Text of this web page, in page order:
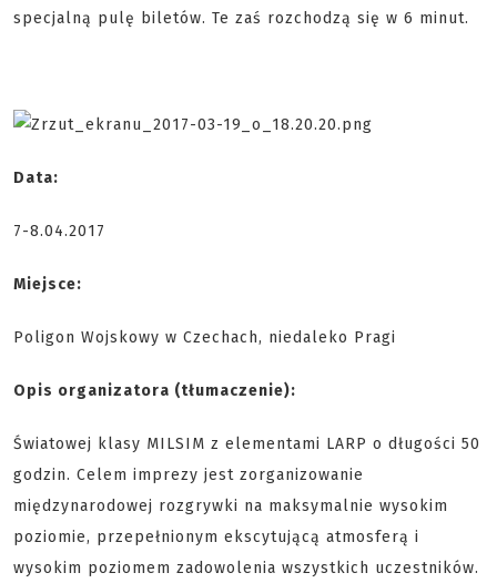
specjalną pulę biletów. Te zaś rozchodzą się w 6 minut.
Data:
7-8.04.2017
Miejsce:
Poligon Wojskowy w Czechach, niedaleko Pragi
Opis organizatora (tłumaczenie):
Światowej klasy MILSIM z elementami LARP o długości 50
godzin. Celem imprezy jest zorganizowanie
międzynarodowej rozgrywki na maksymalnie wysokim
poziomie, przepełnionym ekscytującą atmosferą i
wysokim poziomem zadowolenia wszystkich uczestników.